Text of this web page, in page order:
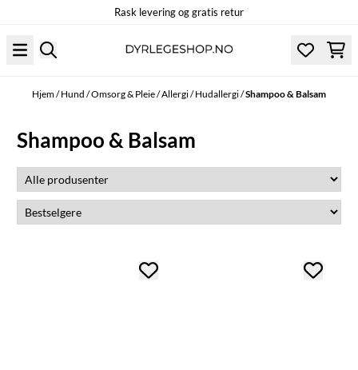
Rask levering og gratis retur
Hjem/Hund /Omsorg & Pleie/Allergi/Hudallergi/Shampoo & Balsam
Shampoo & Balsam